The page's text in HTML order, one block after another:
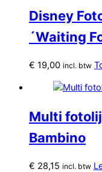
Disney
´Waiting
€ 19,00 incl. btw
Multi
Bambino
€ 28,15 incl. btw